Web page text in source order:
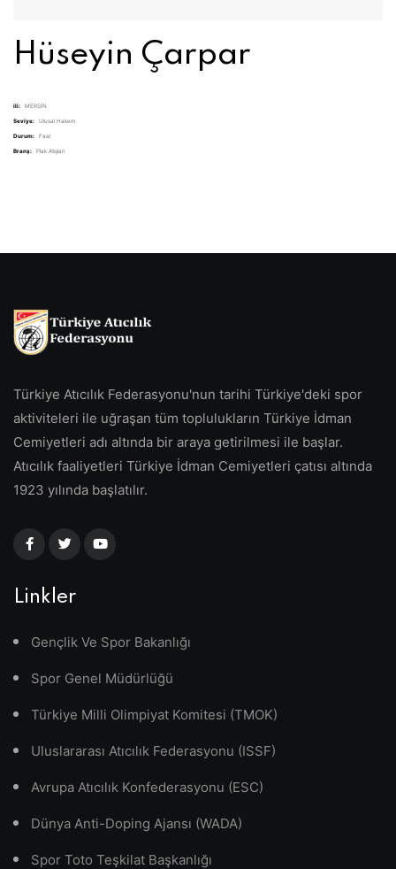
Hüseyin Çarpar
ili: MERSİN
Seviye: Ulusal Hakem
Durum: Faal
Branş: Plak Atışları
Türkiye Atıcılık Federasyonu'nun tarihi Türkiye'deki spor
aktiviteleri ile uğraşan tüm toplulukların Türkiye İdman
Cemiyetleri adı altında bir araya getirilmesi ile başlar.
Atıcılık faaliyetleri Türkiye İdman Cemiyetleri çatısı altında
1923 yılında başlatılır.
Linkler
Gençlik Ve Spor Bakanlığı
Spor Genel Müdürlüğü
Türkiye Milli Olimpiyat Komitesi (TMOK)
Uluslararası Atıcılık Federasyonu (ISSF)
Avrupa Atıcılık Konfederasyonu (ESC)
Dünya Anti-Doping Ajansı (WADA)
Spor Toto Teşkilat Başkanlığı